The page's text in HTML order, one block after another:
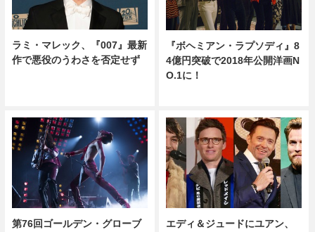
ラミ・マレック、『007』最新
作で悪役のうわさを否定せず
『ボヘミアン・ラプソディ』8
4億円突破で2018年公開洋画N
O.1に！
第76回ゴールデン・グローブ
エディ＆ジュードにユアン、